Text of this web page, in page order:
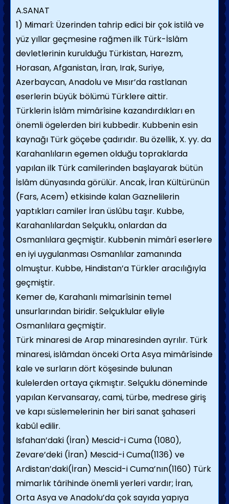
A.SANAT
1) Mimarî: Üzerinden tahrip edici bir çok istilâ ve
yüz yıllar geçmesine rağmen ilk Türk-İslâm
devletlerinin kurulduğu Türkistan, Harezm,
Horasan, Afganistan, İran, Irak, Suriye,
Azerbaycan, Anadolu ve Mısır’da rastlanan
eserlerin büyük bölümü Türklere aittir.
Türklerin İslâm mimârîsine kazandırdıkları en
önemli ögelerden biri kubbedir. Kubbenin esin
kaynağı Türk göçebe çadırıdır. Bu özellik, X. yy. da
Karahanlıların egemen olduğu topraklarda
yapılan ilk Türk camilerinden başlayarak bütün
İslâm dünyasında görülür. Ancak, İran Kültürünün
(Fars, Acem) etkisinde kalan Gaznelilerin
yaptıkları camiler İran üslûbu taşır. Kubbe,
Karahanlılardan Selçuklu, onlardan da
Osmanlılara geçmiştir. Kubbenin mimârî eserlere
en iyi uygulanması Osmanlılar zamanında
olmuştur. Kubbe, Hindistan’a Türkler aracılığıyla
geçmiştir.
Kemer de, Karahanlı mimarîsinin temel
unsurlarından biridir. Selçuklular eliyle
Osmanlılara geçmiştir.
Türk minaresi de Arap minaresinden ayrılır. Türk
minaresi, islâmdan önceki Orta Asya mimârîsinde
kale ve surların dört köşesinde bulunan
kulelerden ortaya çıkmıştır. Selçuklu döneminde
yapılan Kervansaray, cami, türbe, medrese giriş
ve kapı süslemelerinin her biri sanat şahaseri
kabûl edilir.
Isfahan’daki (İran) Mescid-i Cuma (1080),
Zevare’deki (İran) Mescid-i Cuma(1136) ve
Ardistan’daki(İran) Mescid-i Cuma’nın(1160) Türk
mimarlık târihinde önemli yerleri vardır; İran,
Orta Asya ve Anadolu’da çok sayıda yapıya